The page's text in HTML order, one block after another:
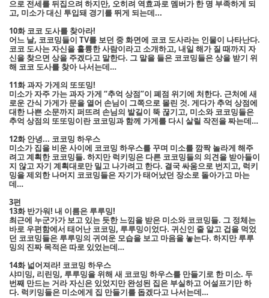
으로 전세를 뒤집으려 하지만, 오히려 역효과로 멤버가 한 명 부족하게 되
고, 미소가 대신 투입돼 경기를 뛰게 되는데...
10화 코코 도사를 찾아라!
어느 날, 코코밍들이 TV를 보던 중 화면에 코코 도사라는 인물이 나타난다.
코코 도사는 자신을 훌륭한 사람이라고 소개하고, 내일 해가 질 때까지 자
신을 찾으면 상을 주겠다고 말한다. 그 말을 들은 코코밍들은 상을 받기 위
해 코코 도사를 찾아 나서는데…
11화 과자 가게의 또또밍!
미소가 자주 가는 과자 가게 “추억 상점”이 폐점 위기에 처한다. 근처에 새
로운 간식 가게가 문을 열어 손님이 그쪽으로 몰린 것. 게다가 추억 상점에
대한 나쁜 소문까지 퍼뜨려 손님의 발길이 뚝 끊기고, 미소와 코코밍들은
추억 상점의 또또밍이란 코코밍과 함께 가게를 다시 살릴 작전을 짜는데…
12화 안녕... 코코밍 하우스
미소가 집을 비운 사이에 코코밍 하우스를 꾸며 미소를 깜짝 놀라게 해주
려고 계획한 코코밍들. 하지만 럭키밍은 다른 코코밍들의 의견을 받아들이
지 않고 자기 계획대로만 밀고 나가려고 한다. 결국 싸움으로 번지고, 럭키
밍을 제외한 나머지 코코밍들은 자기가 태어났던 장소로 돌아가고 마는
데…
3편
13화 반가워! 내 이름은 루루밍!
최근에 누군가가 보고 있는 듯한 느낌을 받은 미소와 코코밍들. 그 정체는
바로 우편함에서 태어난 코코밍, 루루밍이었다. 귀신인 줄 알고 겁을 먹었
던 코코밍들은 루루밍의 귀여운 모습을 보고 마음을 놓는다. 하지만 루루
밍의 진짜 목적은 따로 있었는데…
14화 넓어져라! 코코밍 하우스
샤미밍, 리린밍, 루루밍을 위해 새 코코밍 하우스를 만들기로 한 미소. 두
번째 만드는 거라 자신은 있었지만 완성된 집은 부실하고 어설프기만 하
다. 럭키밍들은 미소에게 집 만들기를 돕겠다고 나서는데…